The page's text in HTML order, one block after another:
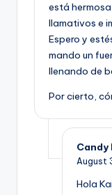
está
llamativos e
Espero y
mando un
llenando de
Por cierto,
Candy
August
Hola